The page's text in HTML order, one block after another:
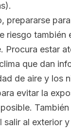
prepararse
riesgo también
Procura estar
que dan
de aire y los
evitar la
salir al exterior